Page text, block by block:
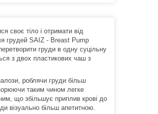
своє тіло і отримати від
грудей SAIZ - Breast Pump
груди в одну суцільну
з двох пластикових чаш з
роблячи груди більш
таким чином легке
що збільшує приплив крові до
візуально більш апетитною.